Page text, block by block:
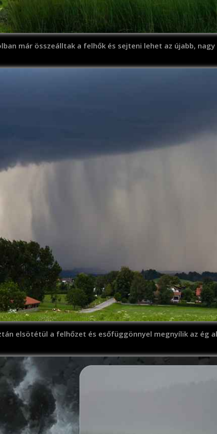
már összeálltak a felhők és sejteni lehet az újabb,
elsötétül a felhőzet és esőfüggönnyel megnyílik az ég